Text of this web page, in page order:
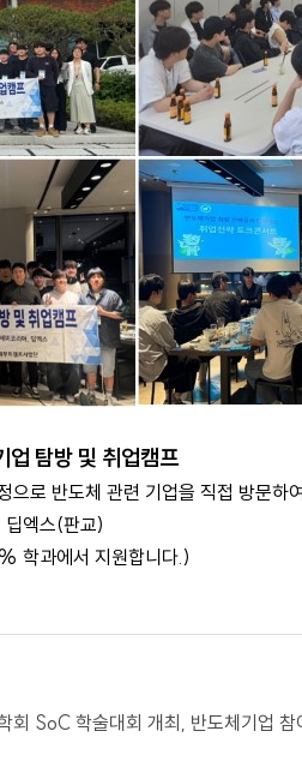
탐방 및 취업캠프
반도체 관련 기업을 직접 방문하여
엑스(판교)
학과에서 지원합니다.)
회 SoC 학술대회 개최, 반도체기업 참